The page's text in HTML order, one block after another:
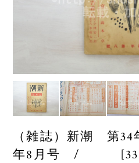
（雑誌）新潮 第
年8月号 /